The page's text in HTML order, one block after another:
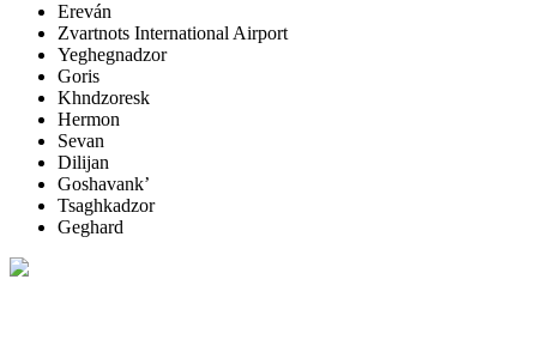
Ereván
Zvartnots International Airport
Yeghegnadzor
Goris
Khndzoresk
Hermon
Sevan
Dilijan
Goshavank’
Tsaghkadzor
Geghard